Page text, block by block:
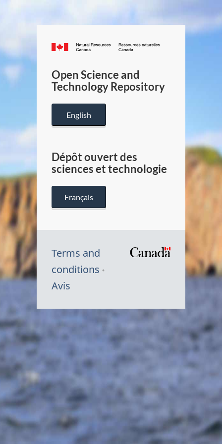
Canada.ca
/
Canada
Open Science and
Technology Repository
English
Dépôt ouvert des
sciences et technologie
Français
Terms and
conditions
Avis
Symbole
Canada